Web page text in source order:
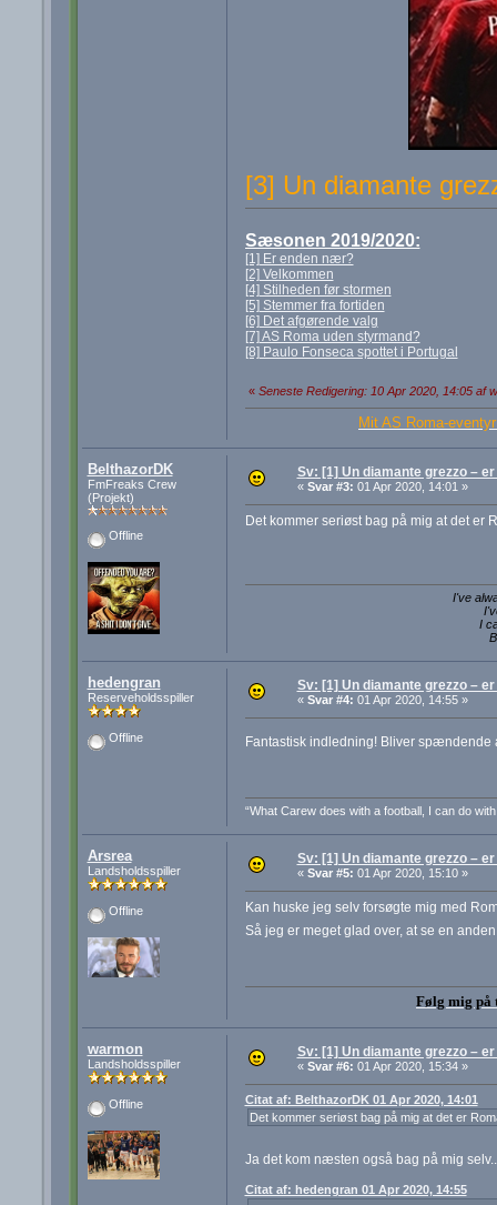
[3] Un diamante
Sæsonen 2019/2020:
[1] Er enden nær?
[2] Velkommen
[4] Stilheden før stormen
[5] Stemmer fra fortiden
[6] Det afgørende valg
[7] AS Roma uden styrmand?
[8] Paulo Fonseca spottet i Portugal
« Seneste Redigering: 10 Apr 2020, 14:05 af
Mit AS Roma-
BelthazorDK
FmFreaks Crew
(Projekt)
Offline
Sv: [1] Un diamante grezzo –
« Svar #3: 01 Apr 2020, 14:01 »
Det kommer seriøst bag på mig at det er
I've
I
hedengran
Reserveholdsspiller
Offline
Sv: [1] Un diamante grezzo –
« Svar #4: 01 Apr 2020, 14:55 »
Fantastisk indledning! Bliver spændende
“What Carew does with a football, I can do
Arsrea
Landsholdsspiller
Offline
Sv: [1] Un diamante grezzo –
« Svar #5: 01 Apr 2020, 15:10 »
Kan huske jeg selv forsøgte mig med
Så jeg er meget glad over, at se en
Følg mig på
warmon
Landsholdsspiller
Offline
Sv: [1] Un diamante grezzo –
« Svar #6: 01 Apr 2020, 15:34 »
Citat af: BelthazorDK 01 Apr 2020, 14:01
Det kommer seriøst bag på mig at det er
Ja det kom næsten også bag på mig
Citat af: hedengran 01 Apr 2020, 14:55